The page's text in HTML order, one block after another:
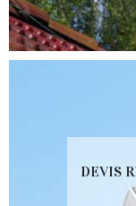
DEVIS